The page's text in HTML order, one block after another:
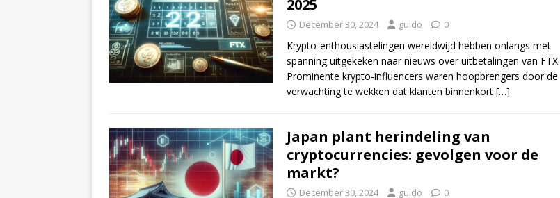
2025
December 30, 2024 guido 0
Krypto-enthousiastelingen wereldwijd hebben onlangs met
spanning uitgekeken naar nieuws over uitbetalingen van FTX.
Prominente krypto-influencers waren hoopbrengers door de
verwachting te wekken dat klanten binnenkort […]
Japan plant herindeling van
cryptocurrencies: gevolgen voor de
markt?
December 30, 2024 guido 0